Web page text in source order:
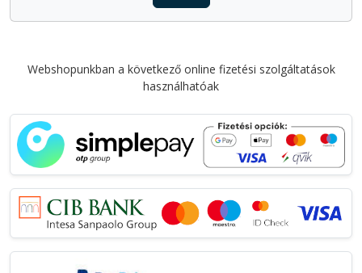
Webshopunkban a következő online fizetési szolgáltatások
használhatóak